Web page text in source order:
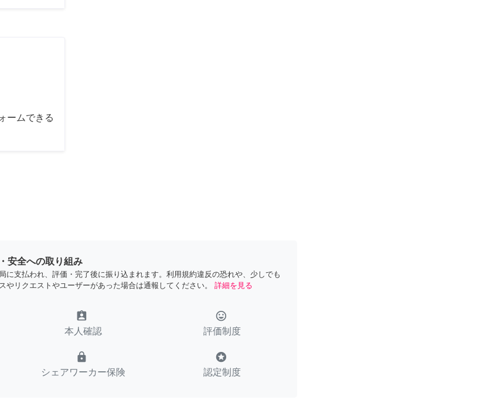
ームできる
安全への取り組み
に支払われ、評価・完了後に振り込まれます。利用規約違反の恐れや、少しでも
やリクエストやユーザーがあった場合は通報してください。
詳細を見る
assignment_ind
本人確認
tag_faces
評価制度
lock
シェアワーカー保険
stars
認定制度